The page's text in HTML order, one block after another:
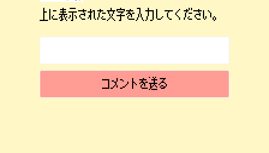
上に表示された文字を入力してください。